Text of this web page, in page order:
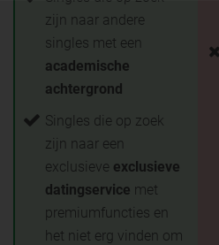
zijn naar andere
singles met een
academische
achtergrond
Singles die op zoek
zijn naar een
exclusieve exclusieve
datingservice met
premiumfuncties en
het niet erg vinden om